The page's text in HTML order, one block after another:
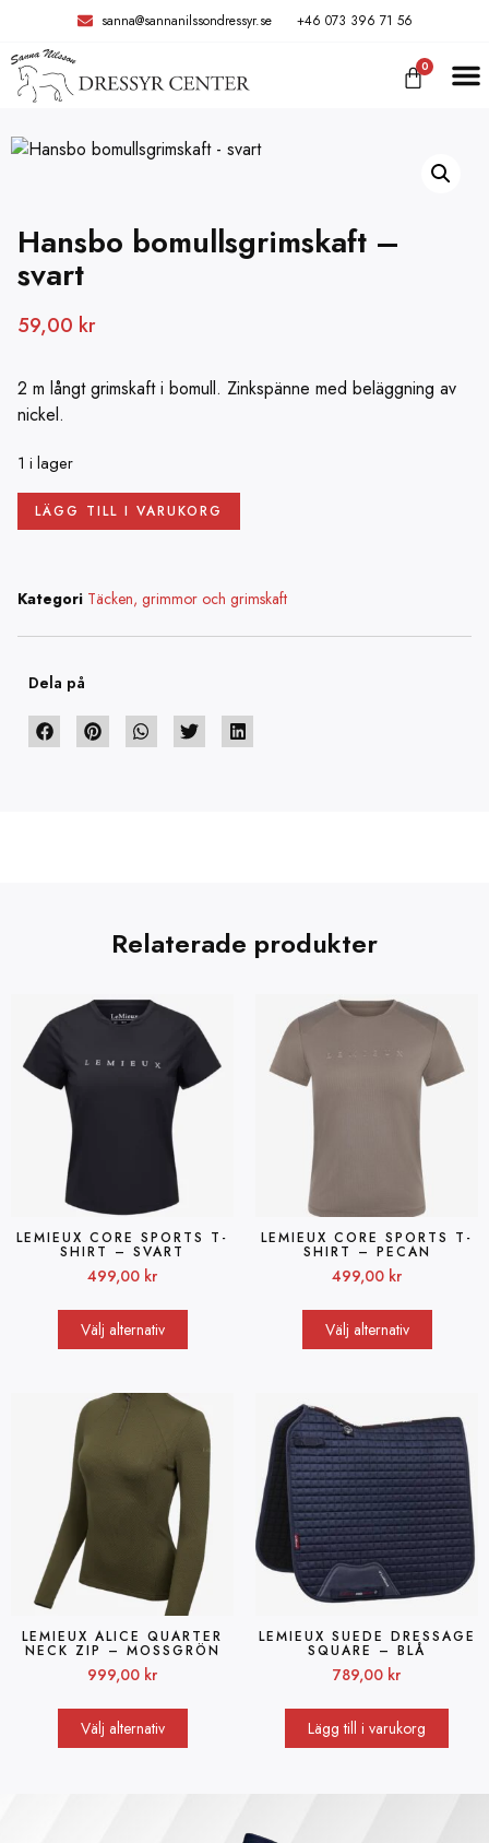
sanna@sannanilssondressyr.se +46 073 396 71 56
0
Hansbo bomullsgrimskaft –
svart
59,00 kr
2 m långt grimskaft i bomull. Zinkspänne med beläggning av
nickel.
1 i lager
LÄGG TILL I VARUKORG
Kategori Täcken, grimmor och grimskaft
Dela på
Relaterade produkter
LEMIEUX CORE SPORTS T-
SHIRT – SVART
499,00 kr
Välj alternativ
LEMIEUX CORE SPORTS T-
SHIRT – PECAN
499,00 kr
Välj alternativ
LEMIEUX ALICE QUARTER
NECK ZIP – MOSSGRÖN
999,00 kr
Välj alternativ
LEMIEUX SUEDE DRESSAGE
SQUARE – BLÅ
789,00 kr
Lägg till i varukorg